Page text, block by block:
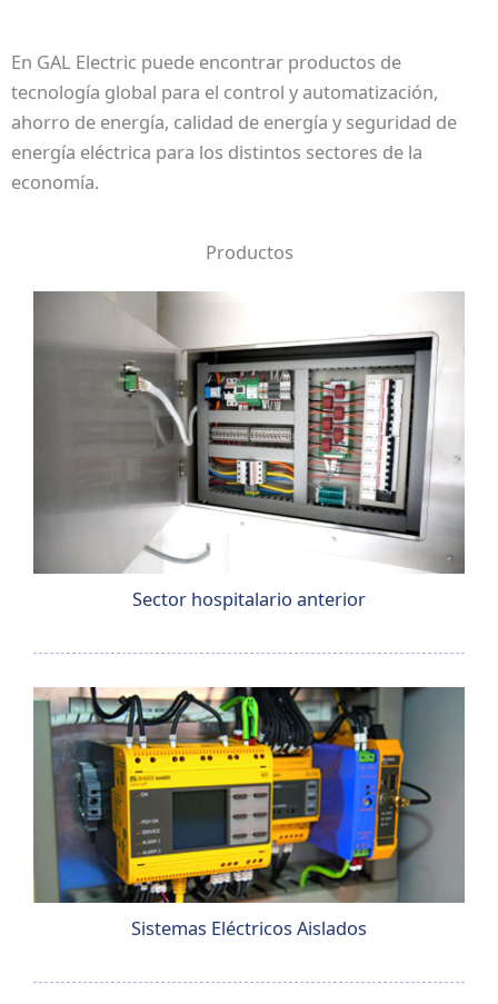
En GAL Electric puede encontrar productos de
tecnología global para el control y automatización,
ahorro de energía, calidad de energía y seguridad de
energía eléctrica para los distintos sectores de la
economía.
Productos
Sector hospitalario anterior
Sistemas Eléctricos Aislados